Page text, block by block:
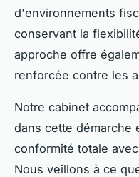
d'environnements
conservant la
approche offre
renforcée contre les
Notre cabinet
dans cette démarche
conformité totale
Nous veillons à ce